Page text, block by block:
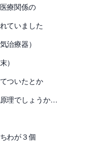
療関係の
ていました
治療器）
）
ついたとか
理でしょうか…
わが３個